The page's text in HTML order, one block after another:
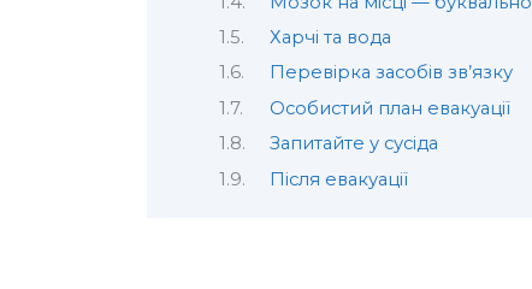
Харчі та вода
Перевірка засобів зв’язку
Особистий план евакуації
Запитайте у сусіда
Після евакуації